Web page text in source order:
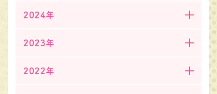
2024年
2023年
2022年